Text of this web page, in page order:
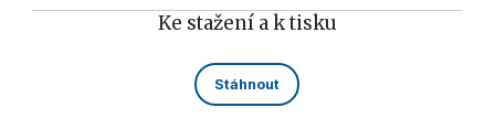
Ke stažení a k tisku
Stáhnout